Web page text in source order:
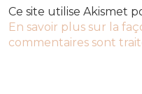
Ce site utilise Akismet
En savoir plus sur la
commentaires sont